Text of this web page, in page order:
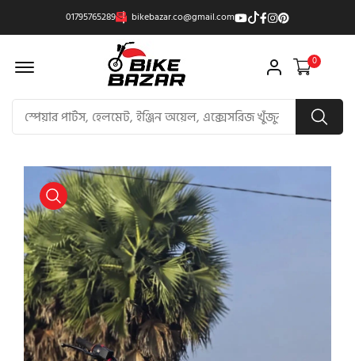
01795765289 bikebazar.co@gmail.com
Offcanvas Menu Open 0
product view